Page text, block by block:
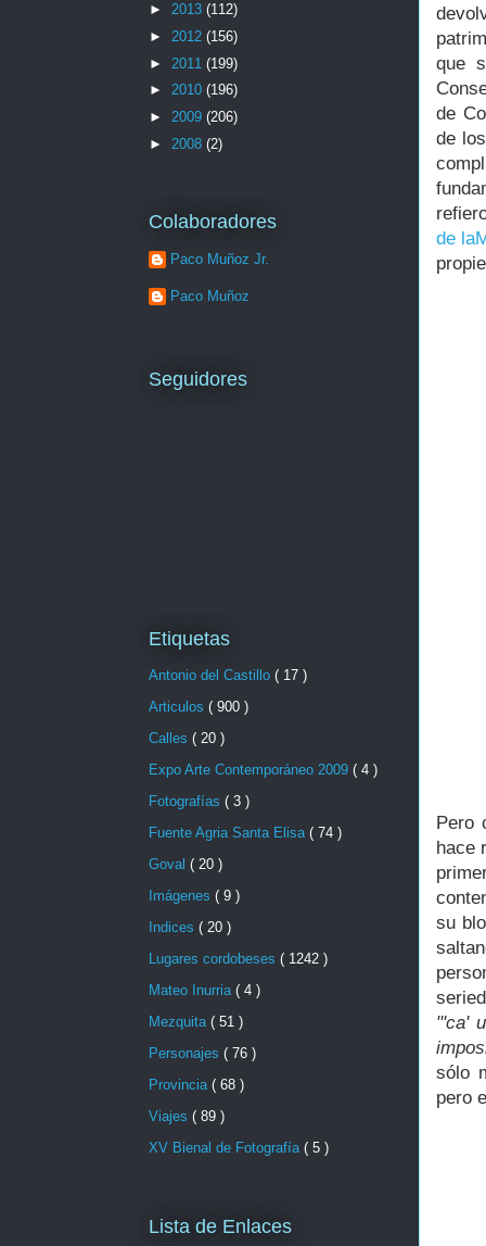
que
de
de
de
Pero
hace
su
"'ca'
sólo
pero
► 2013 (112)
► 2012 (156)
► 2011 (199)
► 2010 (196)
► 2009 (206)
► 2008 (2)
Colaboradores
Paco Muñoz Jr.
Paco Muñoz
Seguidores
Etiquetas
Antonio del Castillo ( 17 )
Articulos ( 900 )
Calles ( 20 )
Expo Arte Contemporáneo 2009 ( 4 )
Fotografías ( 3 )
Fuente Agria Santa Elisa ( 74 )
Goval ( 20 )
Imágenes ( 9 )
Indices ( 20 )
Lugares cordobeses ( 1242 )
Mateo Inurria ( 4 )
Mezquita ( 51 )
Personajes ( 76 )
Provincia ( 68 )
Viajes ( 89 )
XV Bienal de Fotografía ( 5 )
Lista de Enlaces